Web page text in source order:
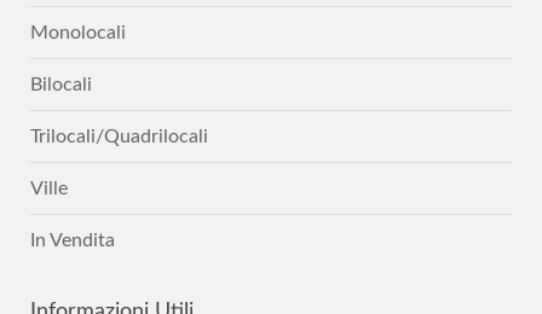
Monolocali
Bilocali
Trilocali/Quadrilocali
Ville
In Vendita